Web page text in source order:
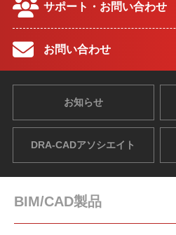
サポート・お問い合わせ
お問い合わせ
お知らせ
DRA-CADアソシエイト
BIM/CAD製品